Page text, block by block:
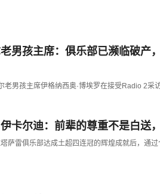
男孩主席：俱乐部已濒临破产
老男孩主席伊格纳西奥·博埃罗在接受Radio 2采
卡尔迪：前辈的尊重不是白送
萨雷俱乐部达成土超四连冠的辉煌成就后，通